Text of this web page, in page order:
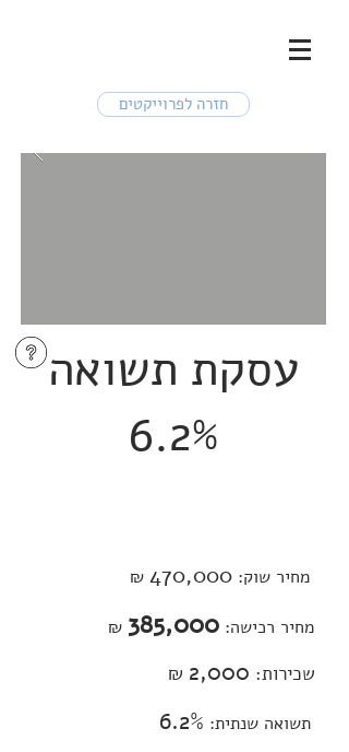
עסקת תשואה
6.2%
מחיר שוק: 470,000
₪
מחיר רכישה: 385,000
₪
שכירות: 2,000
₪
תשואה שנתית: 6.2%
חזרה לפרוייקטים